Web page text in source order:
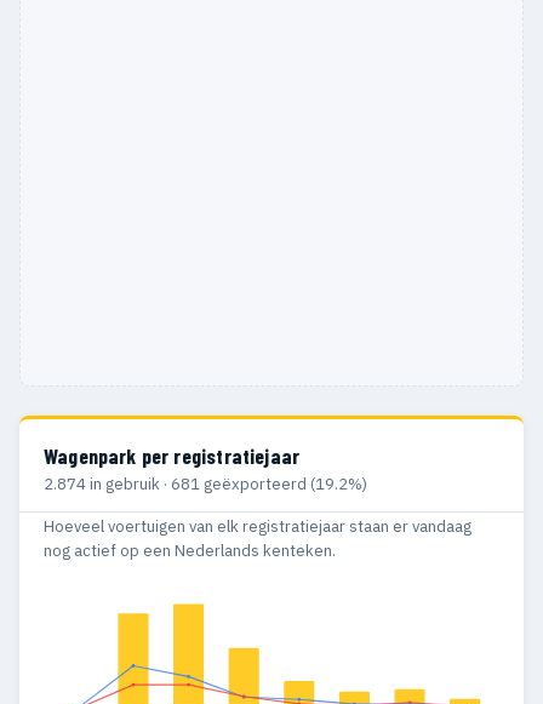
Wagenpark per registratiejaar
2.874 in gebruik · 681 geëxporteerd (19.2%)
Hoeveel voertuigen van elk registratiejaar staan er vandaag
nog actief op een Nederlands kenteken.